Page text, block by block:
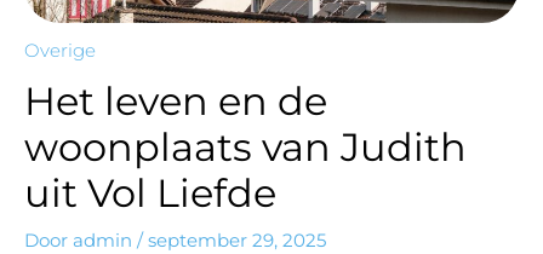
Overige
Het leven en de
woonplaats van Judith
uit Vol Liefde
Door admin /september 29, 2025